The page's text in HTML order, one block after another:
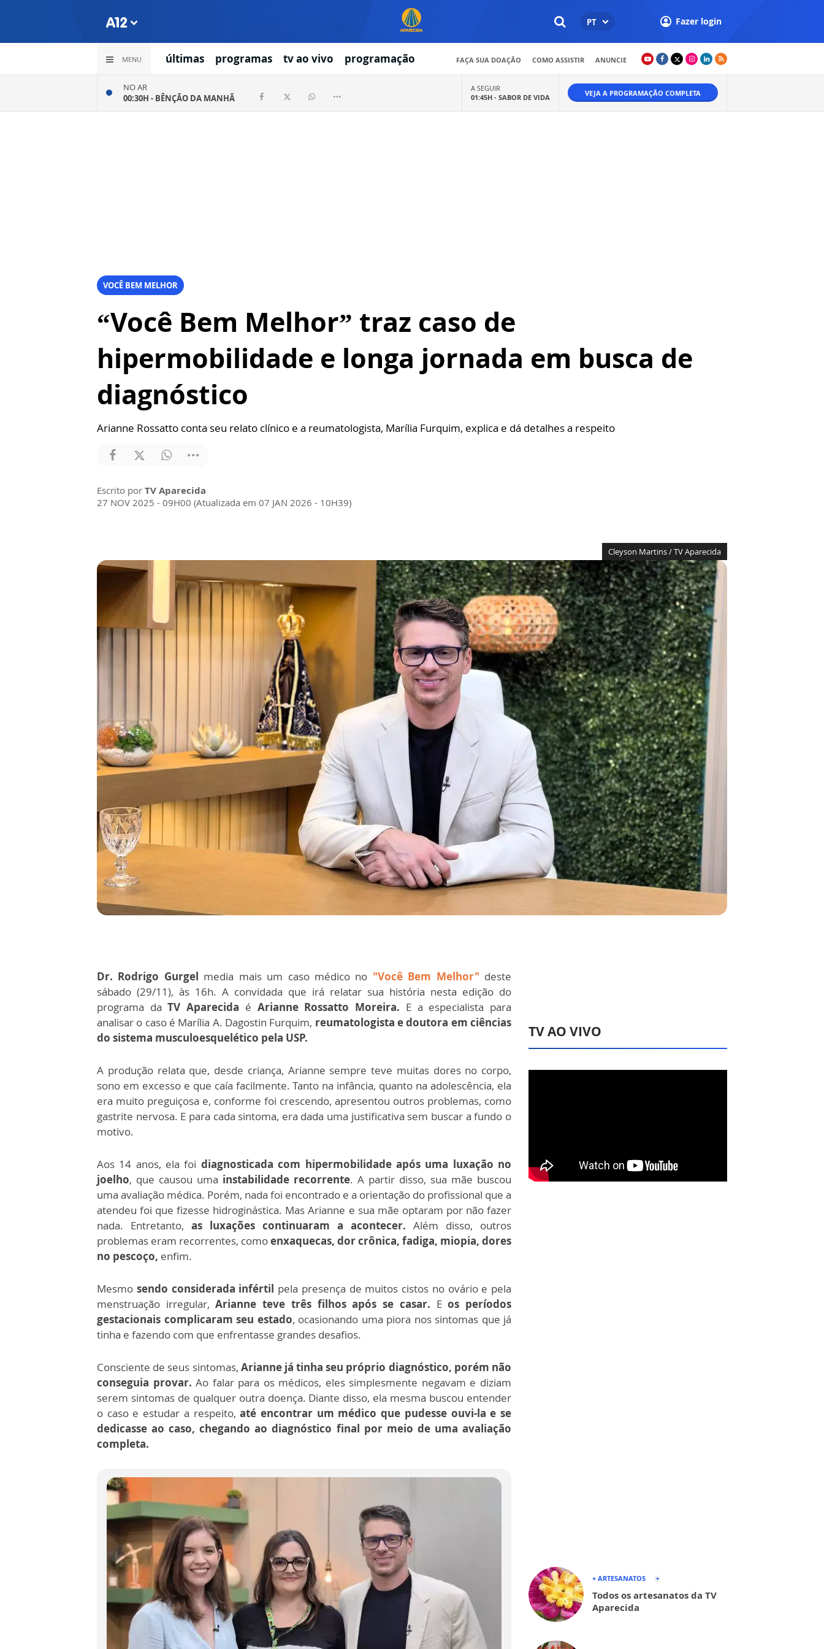
PT Fazer login
MENU últimas programas tv ao vivo programação FAÇA SUA DOAÇÃO COMO ASSISTIR ANUNCIE
NO AR
00:30H - BÊNÇÃO DA MANHÃ
A SEGUIR
01:45H - SABOR DE VIDA VEJA A PROGRAMAÇÃO COMPLETA
VOCÊ BEM MELHOR
“Você Bem Melhor” traz caso de
hipermobilidade e longa jornada em busca de
diagnóstico
Arianne Rossatto conta seu relato clínico e a reumatologista, Marília Furquim, explica e dá detalhes a respeito
Escrito por TV Aparecida
27 NOV 2025 - 09H00 (Atualizada em 07 JAN 2026 - 10H39)
Cleyson Martins / TV Aparecida
Dr. Rodrigo Gurgel media mais um caso médico no "Você Bem Melhor" deste
sábado (29/11), às 16h. A convidada que irá relatar sua história nesta edição do
programa daTV Aparecida é Arianne Rossatto Moreira. E a especialista para
analisar o caso é Marília A. Dagostin Furquim, reumatologista e doutora em ciências
do sistema musculoesquelético pela USP.
A produção relata que, desde criança, Arianne sempre teve muitas dores no corpo,
sono em excesso e que caía facilmente. Tanto na infância, quanto na adolescência, ela
era muito preguiçosa e, conforme foi crescendo, apresentou outros problemas, como
gastrite nervosa. E para cada sintoma, era dada uma justificativa sem buscar a fundo o
motivo.
Aos 14 anos, ela foi diagnosticada com hipermobilidade após uma luxação no
joelho, que causou uma instabilidade recorrente. A partir disso, sua mãe buscou
uma avaliação médica. Porém, nada foi encontrado e a orientação do profissional que a
atendeu foi que fizesse hidroginástica. Mas Arianne e sua mãe optaram por não fazer
nada. Entretanto, as luxações continuaram a acontecer. Além disso, outros
problemas eram recorrentes, comoenxaquecas, dor crônica, fadiga, miopia, dores
no pescoço, enfim.
Mesmo sendo considerada infértil pela presença de muitos cistos no ovário e pela
menstruação irregular,Arianne teve três filhos após se casar. Eos períodos
gestacionais complicaram seu estado, ocasionando uma piora nos sintomas que já
tinha e fazendo com que enfrentasse grandes desafios.
Consciente de seus sintomas, Arianne já tinha seu próprio diagnóstico, porém não
conseguia provar. Ao falar para os médicos, eles simplesmente negavam e diziam
serem sintomas de qualquer outra doença. Diante disso, ela mesma buscou entender
o caso e estudar a respeito,até encontrar um médico que pudesse ouvi-la e se
dedicasse ao caso, chegando ao diagnóstico final por meio de uma avaliação
completa.
TV AO VIVO
+ ARTESANATOS
Todos os artesanatos da TV
Aparecida